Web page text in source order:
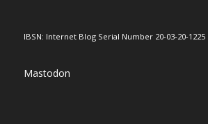
IBSN: Internet Blog Serial Number 20-03-20-1225
Mastodon